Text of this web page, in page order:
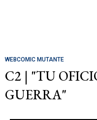
WEBCOMIC MUTANTE
C2 | "TU
GUERRA"